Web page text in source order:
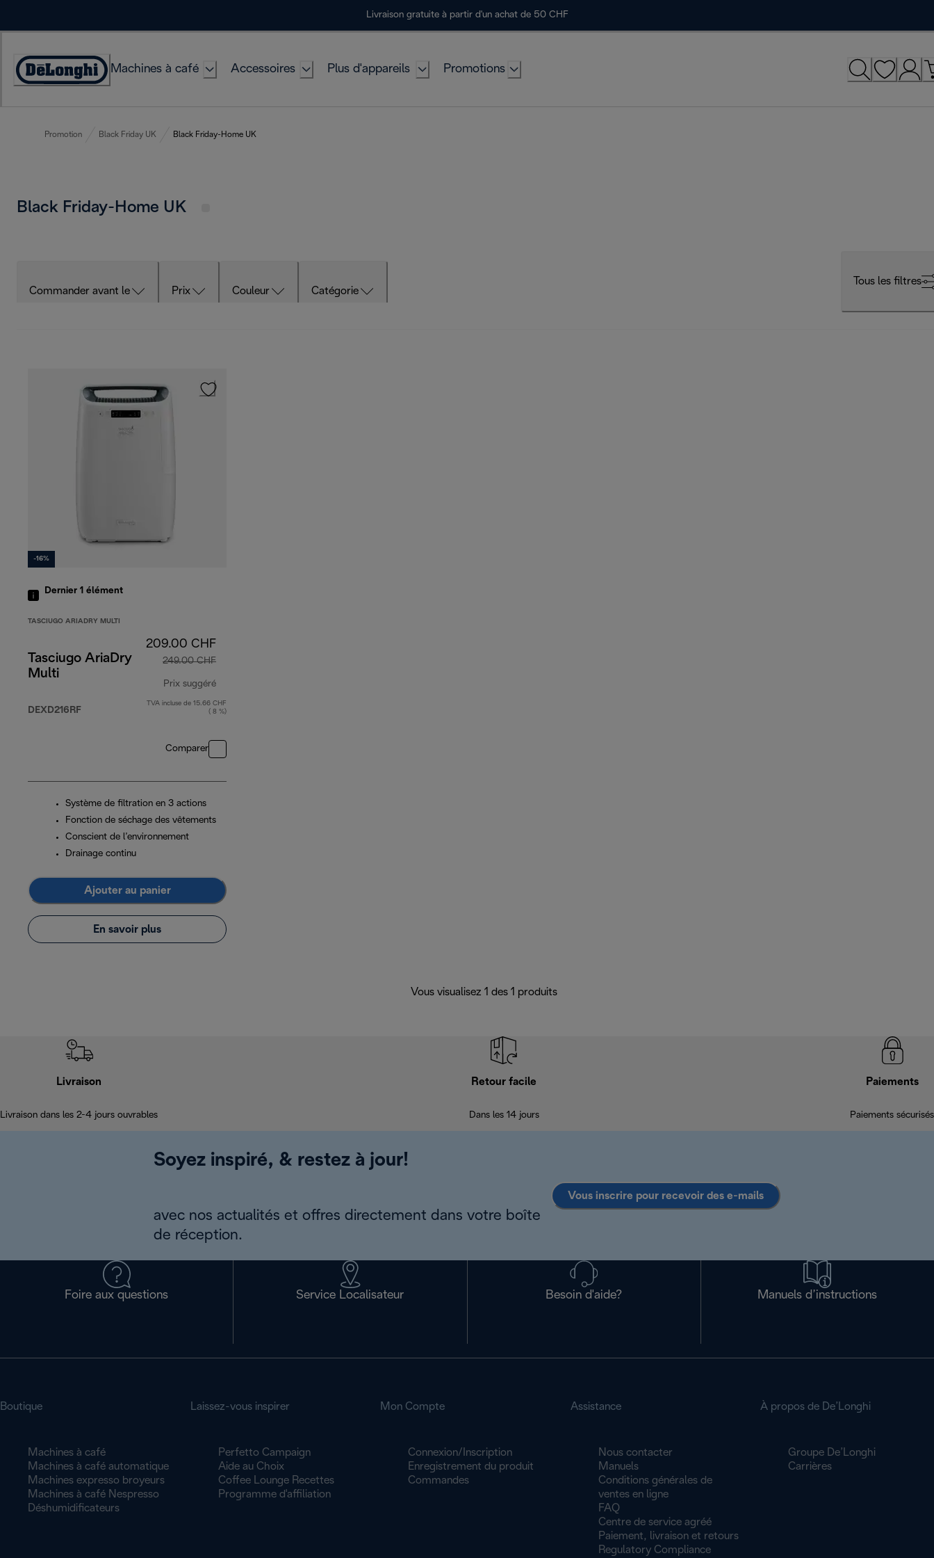
Livraison gratuite à partir d'un achat de 50 CHF
Déclaration
Machines à café Accessoires Plus d'appareils Promotions
Promotion Black Friday UK Black Friday-Home UK
Black Friday-Home UK
Commander avant le Prix Couleur Catégorie
Tous les filtres
-16%
Dernier 1 élément
TASCIUGO ARIADRY MULTI
Tasciugo AriaDry
Multi
DEXD216RF
209.00 CHF
249.00 CHF
Prix suggéré
prix original 249.00 CHF
TVA incluse de 15.66 CHF
( 8 %)
Comparer
Système de filtration en 3 actions
Fonction de séchage des vêtements
Conscient de l’environnement
Drainage continu
Ajouter au panier
En savoir plus
Vous visualisez 1 des 1 produits
Livraison
Livraison dans les 2-4 jours ouvrables
Retour facile
Dans les 14 jours
Paiements
Paiements sécurisés
Soyez inspiré, & restez à jour!
avec nos actualités et offres directement dans votre boîte
de réception.
Vous inscrire pour recevoir des e-mails
Foire aux questions Service Localisateur Besoin d'aide? Manuels d’instructions
Boutique
Machines à café
Machines à café automatique
Machines expresso broyeurs
Machines à café Nespresso
Déshumidificateurs
Laissez-vous inspirer
Perfetto Campaign
Aide au Choix
Coffee Lounge Recettes
Programme d'affiliation
Mon Compte
Connexion/Inscription
Enregistrement du produit
Commandes
Assistance
Nous contacter
Manuels
Conditions générales de
ventes en ligne
FAQ
Centre de service agréé
Paiement, livraison et retours
Regulatory Compliance
À propos de De’Longhi
Groupe De’Longhi
Carrières